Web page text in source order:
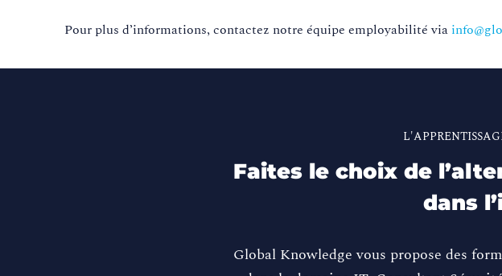
Pour plus d’informations, contactez notre équipe employabilité via
Faites le choix de
dans
Global Knowledge vous propose des